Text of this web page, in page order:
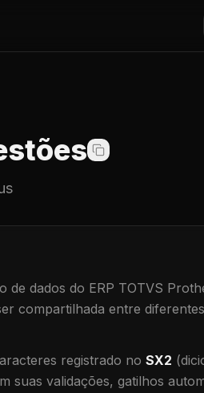
de dados do ERP TOTVS
compartilhada entre
registrado no SX2
suas validações, gatilhos